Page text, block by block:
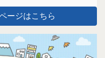
ージはこちら